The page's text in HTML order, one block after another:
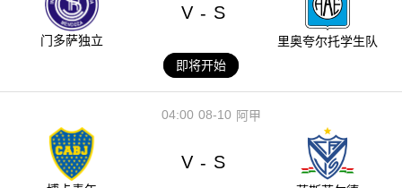
门多萨独立
V - S
里奥夸尔托学生队
即将开始
08-10
04:00 阿甲
V - S